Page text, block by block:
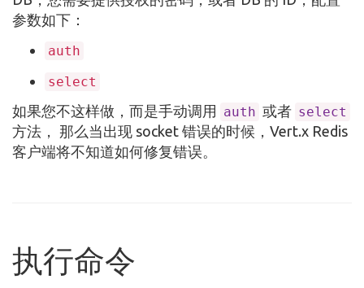
参数如下：
auth
select
如果您不这样做，而是手动调用 auth 或者 select
方法， 那么当出现 socket 错误的时候，Vert.x Redis
客户端将不知道如何修复错误。
执行命令